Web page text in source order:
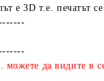
е 3D т.е. печатът
да видите в